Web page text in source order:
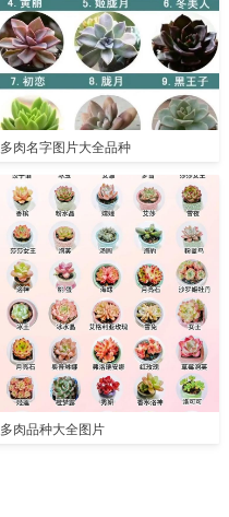
多肉名字图片大全品种
多肉品种大全图片